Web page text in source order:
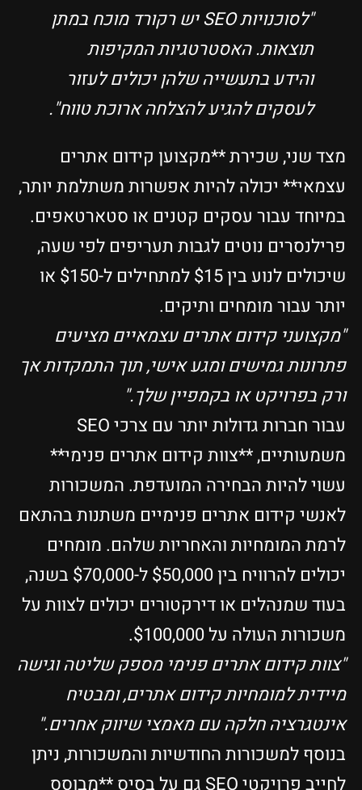
"לסוכנויות SEO יש רקורד מוכח במתן
תוצאות. האסטרטגיות המקיפות
והידע בתעשייה שלהן יכולים לעזור
לעסקים להגיע להצלחה ארוכת טווח".
מצד שני, שכירת **מקצוען קידום אתרים
עצמאי** יכולה להיות אפשרות משתלמת יותר,
במיוחד עבור עסקים קטנים או סטארטאפים.
פרילנסרים נוטים לגבות תעריפים לפי שעה,
שיכולים לנוע בין $15 למתחילים ל-$150 או
יותר עבור מומחים ותיקים.
"מקצועני קידום אתרים עצמאיים מציעים
פתרונות גמישים ומגע אישי, תוך התמקדות אך
ורק בפרויקט או בקמפיין שלך."
עבור חברות גדולות יותר עם צרכי SEO
משמעותיים, **צוות קידום אתרים פנימי**
עשוי להיות הבחירה המועדפת. המשכורות
לאנשי קידום אתרים פנימיים משתנות בהתאם
לרמת המומחיות והאחריות שלהם. מומחים
יכולים להרוויח בין $50,000 ל-$70,000 בשנה,
בעוד שמנהלים או דירקטורים יכולים לצוות על
משכורות העולה על $100,000.
"צוות קידום אתרים פנימי מספק שליטה וגישה
מיידית למומחיות קידום אתרים, ומבטיח
אינטגרציה חלקה עם מאמצי שיווק אחרים."
בנוסף למשכורות החודשיות והמשכורות, ניתן
לחייב פרויקטי SEO גם על בסיס **מבוסס